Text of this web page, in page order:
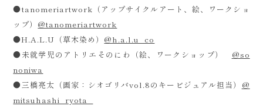
●tanomeriartwork（アップサイクルアート、絵、ワークショ
ップ） @tanomeriartwork
●H.A.L.U（草木染め） @h.a.l.u_co
●未就学児のアトリエそのにわ（絵、ワークショップ） @so
noniwa
●三橋亮太（画家：シオゴリバvol.8のキービジュアル担当） @
mitsuhashi_ryota_